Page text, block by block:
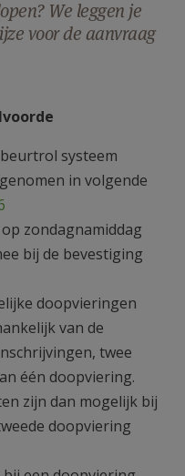
We leggen je
voor de aanvraag
systeem
in volgende
zondagnamiddag
bij de bevestiging
doopvieringen
van de
twee
één doopviering.
zijn dan mogelijk bij
doopviering